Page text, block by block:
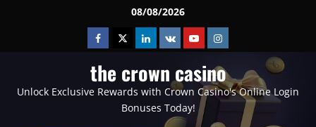
08/08/2026
Facebook
TwitterLinkedin
VK YoutubeInstagram
the crown casino
Unlock Exclusive Rewards with Crown Casino's Online Login
Bonuses Today!